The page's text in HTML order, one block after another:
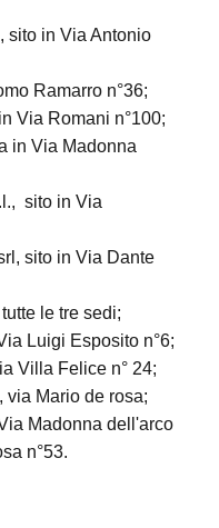
sito in Via Antonio
Ramarro n°36;
Via Romani n°100;
in Via Madonna
sito in Via
sito in Via Dante
le tre sedi;
Luigi Esposito n°6;
Villa Felice n° 24;
via Mario de rosa;
Madonna dell'arco
n°53.